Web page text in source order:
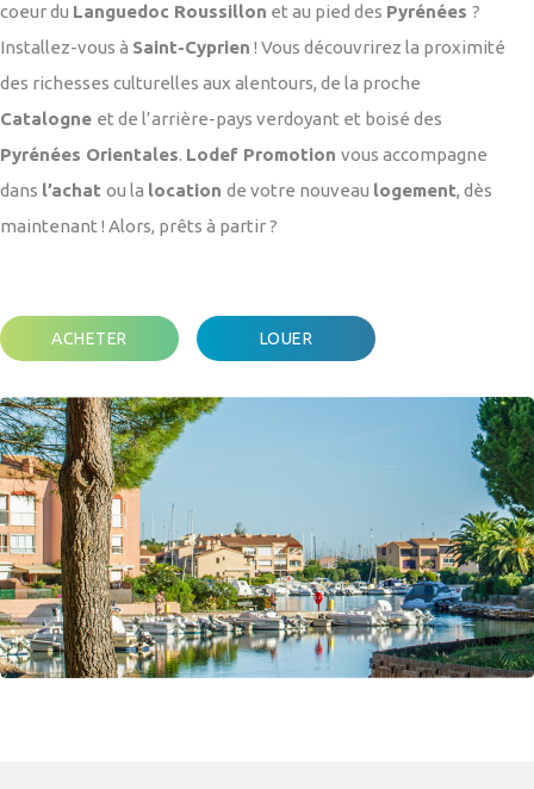
coeur du Languedoc Roussillon et au pied des Pyrénées ?
Installez-vous à Saint-Cyprien ! Vous découvrirez la proximité
des richesses culturelles aux alentours, de la proche
Catalogne et de l’arrière-pays verdoyant et boisé des
Pyrénées Orientales. Lodef Promotion vous accompagne
dans l’achat ou la location de votre nouveau logement, dès
maintenant ! Alors, prêts à partir ?
ACHETER LOUER